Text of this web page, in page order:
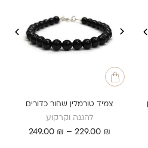
צמיד טורמלין שחור כדורים
להגנה וקרקוע
229.00 ₪
–
249.00 ₪
טווח